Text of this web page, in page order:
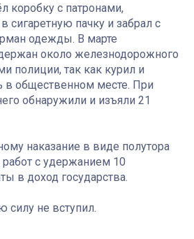
коробку с патронами,
сигаретную пачку и забрал с
одежды. В марте
около железнодорожного
полиции, так как курил и
в общественном месте. При
обнаружили и изъяли 21
наказание в виде полутора
с удержанием 10
в доход государства.
силу не вступил.